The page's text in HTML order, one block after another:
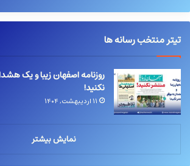
تیتر منتخب رسانه ها
روزنامه اصفهان زیبا و یک
نکنید!
۱۱ اردیبهشت, ۱۴۰۴
نمایش بیشتر